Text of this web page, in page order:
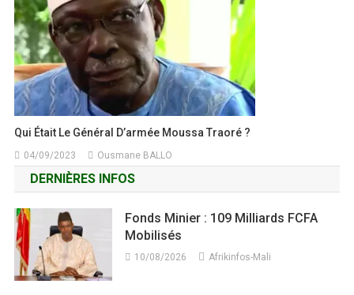
Qui Était Le Général D’armée Moussa Traoré ?
04/09/2023 Ousmane BALLO
DERNIÈRES INFOS
Fonds Minier : 109 Milliards FCFA
Mobilisés
10/08/2026 Afrikinfos-Mali